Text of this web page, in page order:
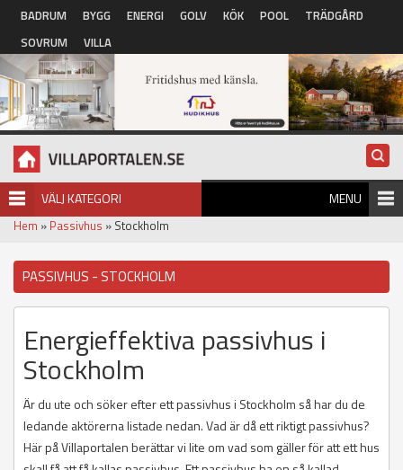
Hoppa till huvudinnehåll
BADRUM BYGG ENERGI GOLV KÖK POOL
TRÄDGÅRD
SOVRUM
VILLA
VÄLJ KATEGORI MENU
Hem » Passivhus » Stockholm
PASSIVHUS - STOCKHOLM
Energieffektiva passivhus i
Stockholm
Är du ute och söker efter ett passivhus i Stockholm så har du de
ledande aktörerna listade nedan. Vad är då ett riktigt passivhus?
Här på Villaportalen berättar vi lite om vad som gäller för att ett hus